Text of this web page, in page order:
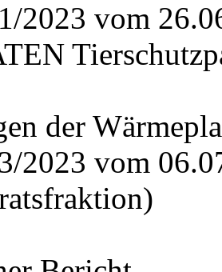
2023 vom
der
2023 vom